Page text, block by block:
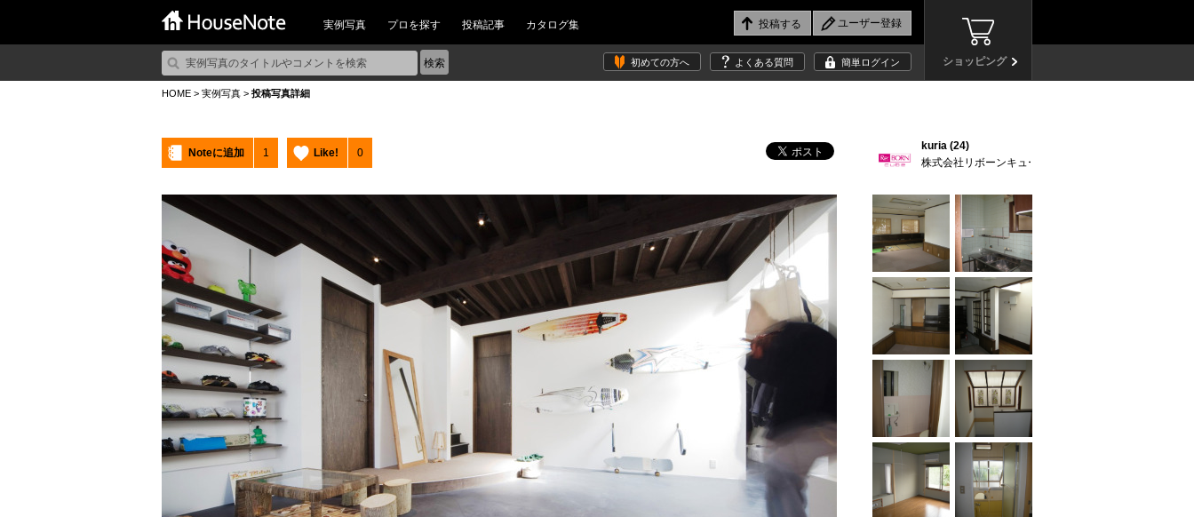
実例写真 プロを探す 投稿記事 カタログ集
ショッピング
初めての方へ よくある質問 簡単ログイン
HOME > 実例写真 > 投稿写真詳細
Noteに追加 1 Like! 0
kuria (24)
株式会社リボーンキューブ